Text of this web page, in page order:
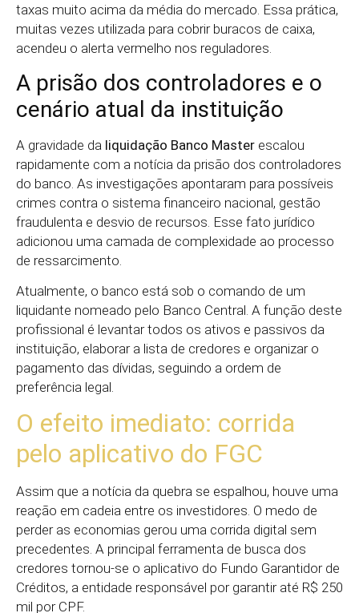
taxas muito acima da média do mercado. Essa prática,
muitas vezes utilizada para cobrir buracos de caixa,
acendeu o alerta vermelho nos reguladores.
A prisão dos controladores e o
cenário atual da instituição
A gravidade da liquidação Banco Master escalou
rapidamente com a notícia da prisão dos controladores
do banco. As investigações apontaram para possíveis
crimes contra o sistema financeiro nacional, gestão
fraudulenta e desvio de recursos. Esse fato jurídico
adicionou uma camada de complexidade ao processo
de ressarcimento.
Atualmente, o banco está sob o comando de um
liquidante nomeado pelo Banco Central. A função deste
profissional é levantar todos os ativos e passivos da
instituição, elaborar a lista de credores e organizar o
pagamento das dívidas, seguindo a ordem de
preferência legal.
O efeito imediato: corrida
pelo aplicativo do FGC
Assim que a notícia da quebra se espalhou, houve uma
reação em cadeia entre os investidores. O medo de
perder as economias gerou uma corrida digital sem
precedentes. A principal ferramenta de busca dos
credores tornou-se o aplicativo do Fundo Garantidor de
Créditos, a entidade responsável por garantir até R$ 250
mil por CPF.